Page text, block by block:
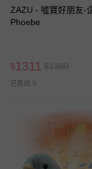
ZAZU - 噓寶好朋友-
Phoebe
$1311 $1380
已售出 3